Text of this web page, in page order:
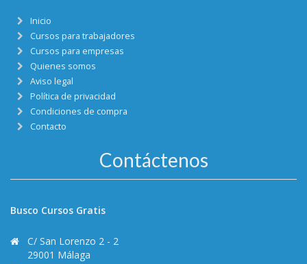
Inicio
Cursos para trabajadores
Cursos para empresas
Quienes somos
Aviso legal
Política de privacidad
Condiciones de compra
Contacto
Contáctenos
Busco Cursos Gratis
C/ San Lorenzo 2 - 2
29001 Málaga